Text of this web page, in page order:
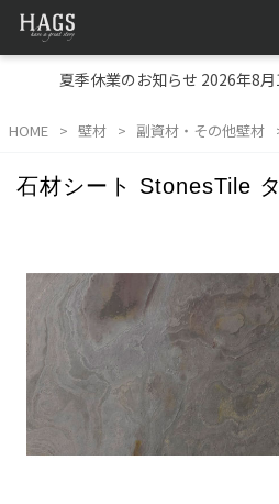
夏季休業のお知らせ 2026年8
HOME 壁材 副資材・その他壁材
石材シート StonesTile